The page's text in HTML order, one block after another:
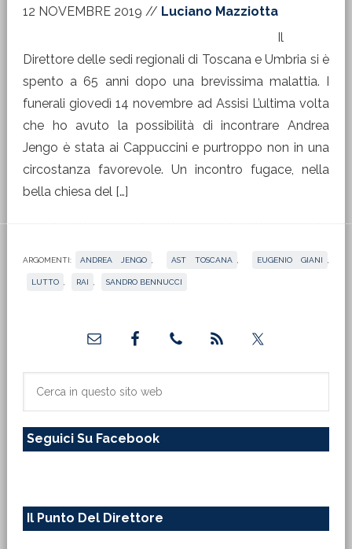
12 NOVEMBRE 2019 // Luciano Mazziotta
Il
Direttore delle sedi regionali di Toscana e Umbria si è
spento a 65 anni dopo una brevissima malattia. I
funerali giovedì 14 novembre ad Assisi L’ultima volta
che ho avuto la possibilità di incontrare Andrea
Jengo è stata ai Cappuccini e purtroppo non in una
circostanza favorevole. Un incontro fugace, nella
bella chiesa del […]
ARGOMENTI: ANDREA JENGO AST TOSCANA EUGENIO GIANI
LUTTO RAI SANDRO BENNUCCI
primaria
sito
Seguici Su Facebook
Il Punto Del Direttore